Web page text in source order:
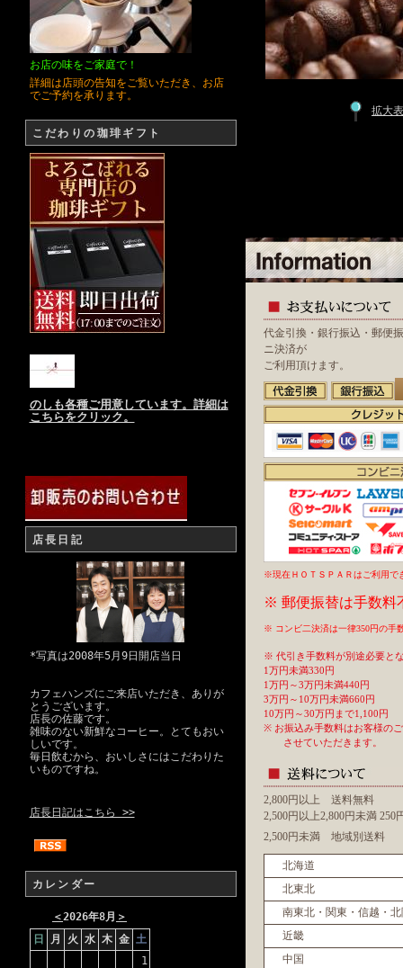
お店の味をご家庭で！
詳細は店頭の告知をご覧いただき、お店
でご予約を承ります。
こだわりの珈琲ギフト
のしも各種ご用意しています。詳細は
こちらをクリック。
店長日記
*写真は2008年5月9日開店当日
カフェハンズにご来店いただき、ありが
とうございます。
店長の佐藤です。
雑味のない新鮮なコーヒー。とてもおい
しいです。
毎日飲むから、おいしさにはこだわりた
いものですね。
店長日記はこちら >>
カレンダー
＜2026年8月 ＞
日
月 火 水 木 金 土
1
拡大
代金引換・銀行振込・郵便
ニ決済が
ご利用頂けます。
※現在ＨＯＴＳＰＡＲはご利用で
※ 郵便振替は手数料
※ コンビ二決済は一律350円の手
※ 代引き手数料が別途必要と
1万円未満330円
1万円～3万円未満440円
3万円～10万円未満660円
10万円～30万円まで1,100円
※ お振込み手数料はお客様の
させていただきます。
2,800円以上 送料無料
2,500円以上2,800円未満 250
2,500円未満 地域別送料
北海道
北東北
南東北・関東・信越・
近畿
中国